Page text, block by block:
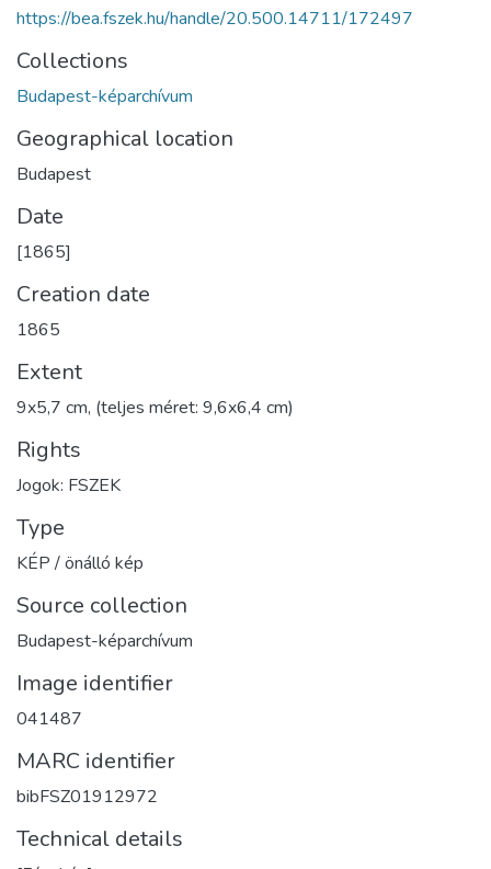
https://bea.fszek.hu/handle/20.500.14711/172497
Collections
Budapest-képarchívum
Geographical location
Budapest
Date
[1865]
Creation date
1865
Extent
9x5,7 cm, (teljes méret: 9,6x6,4 cm)
Rights
Jogok: FSZEK
Type
KÉP / önálló kép
Source collection
Budapest-képarchívum
Image identifier
041487
MARC identifier
bibFSZ01912972
Technical details